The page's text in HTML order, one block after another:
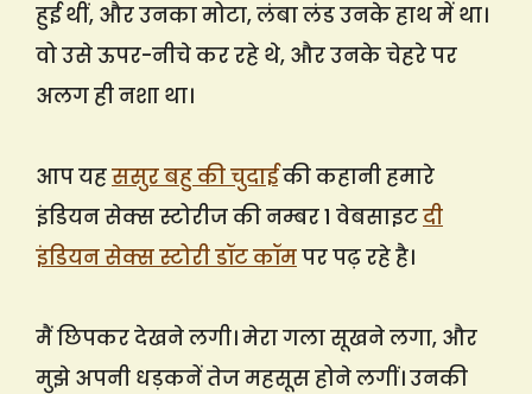
हुई थीं, और उनका मोटा, लंबा लंड उनके हाथ में था।
वो उसे ऊपर-नीचे कर रहे थे, और उनके चेहरे पर
अलग ही नशा था।
आप यहससुर बहु की चुदाईकी कहानी हमारे
इंडियन सेक्स स्टोरीज की नम्बर 1 वेबसाइटदी
इंडियन सेक्स स्टोरी डॉट कॉमपर पढ़ रहे है।
मैं छिपकर देखने लगी। मेरा गला सूखने लगा, और
मुझे अपनी धड़कनें तेज महसूस होने लगीं। उनकी